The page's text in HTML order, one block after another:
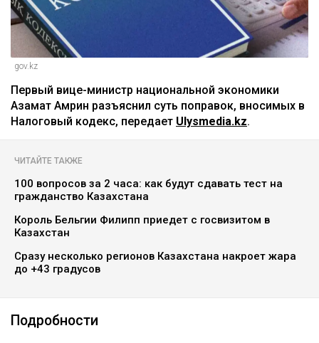
gov.kz
Первый вице-министр национальной экономики
Азамат Амрин разъяснил суть поправок, вносимых в
Налоговый кодекс, передает Ulysmedia.kz.
ЧИТАЙТЕ ТАКЖЕ
100 вопросов за 2 часа: как будут сдавать тест на
гражданство Казахстана
Король Бельгии Филипп приедет с госвизитом в
Казахстан
Сразу несколько регионов Казахстана накроет жара
до +43 градусов
Подробности